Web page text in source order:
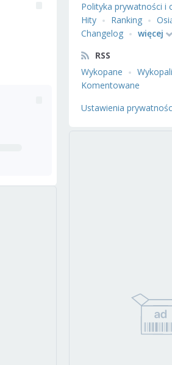
Polityka prywatności i
Hity
Ranking
Changelog
więcej
RSS
Wykopane
Komentowane
Ustawienia